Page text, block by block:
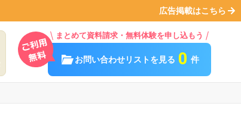
広告掲載はこちら
まとめて資料請求・無料体験を申し込もう
お問い合わせリストを見る 0 件